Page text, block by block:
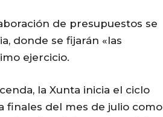
de presupuestos se
donde se fijarán «las
ejercicio.
la Xunta inicia el ciclo
finales del mes de julio como